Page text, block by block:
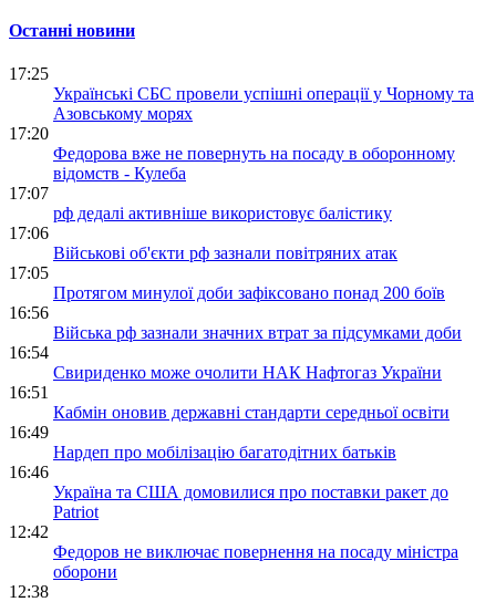
Останні новини
17:25
Українські СБС провели успішні операції у Чорному та
Азовському морях
17:20
Федорова вже не повернуть на посаду в оборонному
відомств - Кулеба
17:07
рф дедалі активніше використовує балістику
17:06
Військові об'єкти рф зазнали повітряних атак
17:05
Протягом минулої доби зафіксовано понад 200 боїв
16:56
Війська рф зазнали значних втрат за підсумками доби
16:54
Свириденко може очолити НАК Нафтогаз України
16:51
Кабмін оновив державні стандарти середньої освіти
16:49
Нардеп про мобілізацію багатодітних батьків
16:46
Україна та США домовилися про поставки ракет до
Patriot
12:42
Федоров не виключає повернення на посаду міністра
оборони
12:38